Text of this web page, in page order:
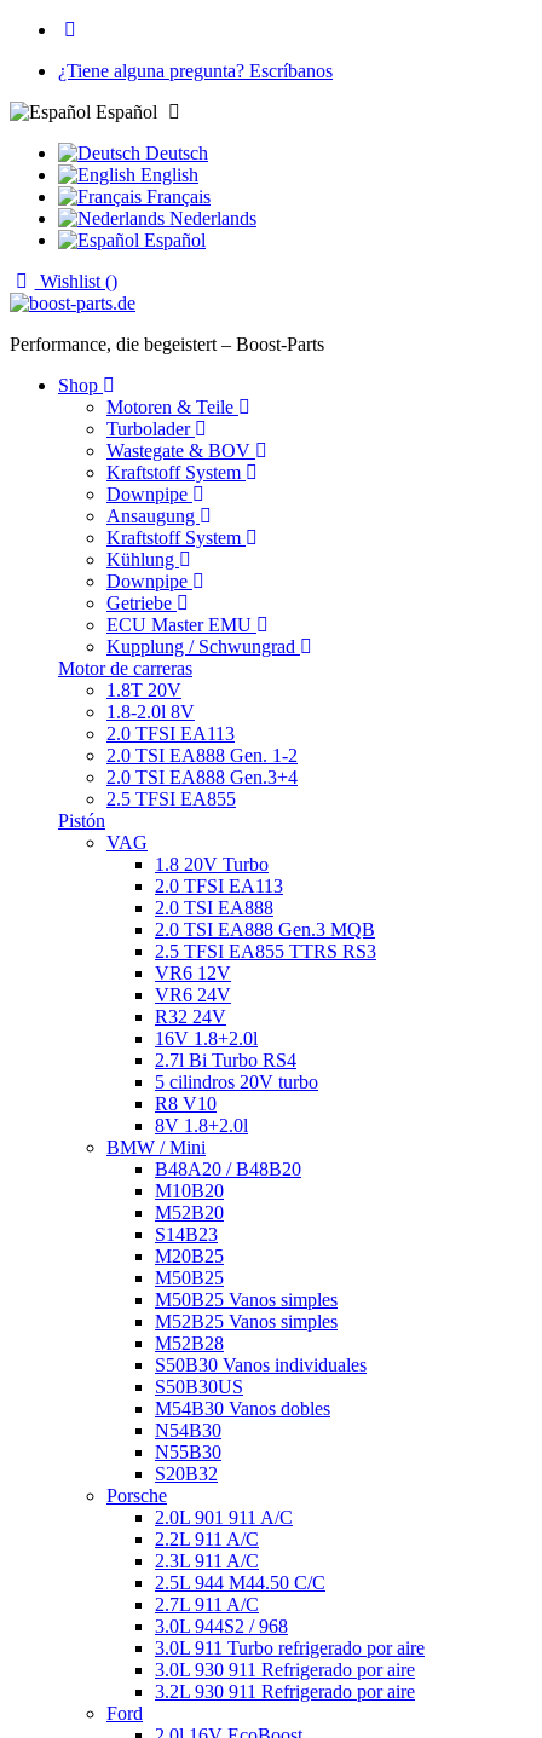
¿Tiene alguna pregunta? Escríbanos
Español
Deutsch
English
Français
Nederlands
Español
Wishlist ()
Performance, die begeistert – Boost-Parts
Shop
Motoren & Teile
Turbolader
Wastegate & BOV
Kraftstoff System
Downpipe
Ansaugung
Kraftstoff System
Kühlung
Downpipe
Getriebe
ECU Master EMU
Kupplung / Schwungrad
Motor de carreras
1.8T 20V
1.8-2.0l 8V
2.0 TFSI EA113
2.0 TSI EA888 Gen. 1-2
2.0 TSI EA888 Gen.3+4
2.5 TFSI EA855
Pistón
VAG
1.8 20V Turbo
2.0 TFSI EA113
2.0 TSI EA888
2.0 TSI EA888 Gen.3 MQB
2.5 TFSI EA855 TTRS RS3
VR6 12V
VR6 24V
R32 24V
16V 1.8+2.0l
2.7l Bi Turbo RS4
5 cilindros 20V turbo
R8 V10
8V 1.8+2.0l
BMW / Mini
B48A20 / B48B20
M10B20
M52B20
S14B23
M20B25
M50B25
M50B25 Vanos simples
M52B25 Vanos simples
M52B28
S50B30 Vanos individuales
S50B30US
M54B30 Vanos dobles
N54B30
N55B30
S20B32
Porsche
2.0L 901 911 A/C
2.2L 911 A/C
2.3L 911 A/C
2.5L 944 M44.50 C/C
2.7L 911 A/C
3.0L 944S2 / 968
3.0L 911 Turbo refrigerado por aire
3.0L 930 911 Refrigerado por aire
3.2L 930 911 Refrigerado por aire
Ford